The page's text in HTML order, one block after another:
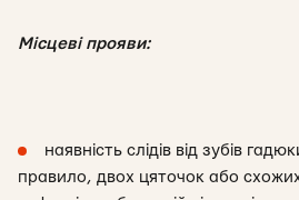
Місцеві прояви:
наявність слідів від зубів
правило, двох цяточок або